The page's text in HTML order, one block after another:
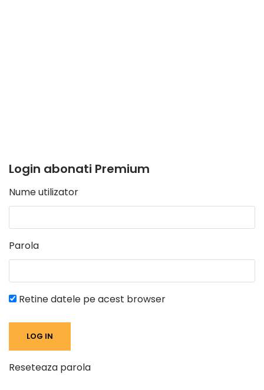
Login abonati Premium
Nume utilizator
Parola
Retine datele pe acest browser
Reseteaza parola